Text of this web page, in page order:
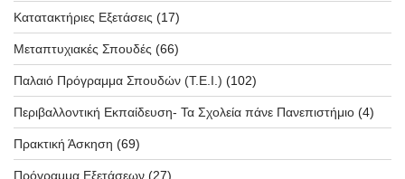
Κατατακτήριες Εξετάσεις (17)
Μεταπτυχιακές Σπουδές (66)
Παλαιό Πρόγραμμα Σπουδών (T.E.I.) (102)
Περιβαλλοντική Εκπαίδευση- Τα Σχολεία πάνε Πανεπιστήμιο (4)
Πρακτική Άσκηση (69)
Πρόγραμμα Εξετάσεων (27)